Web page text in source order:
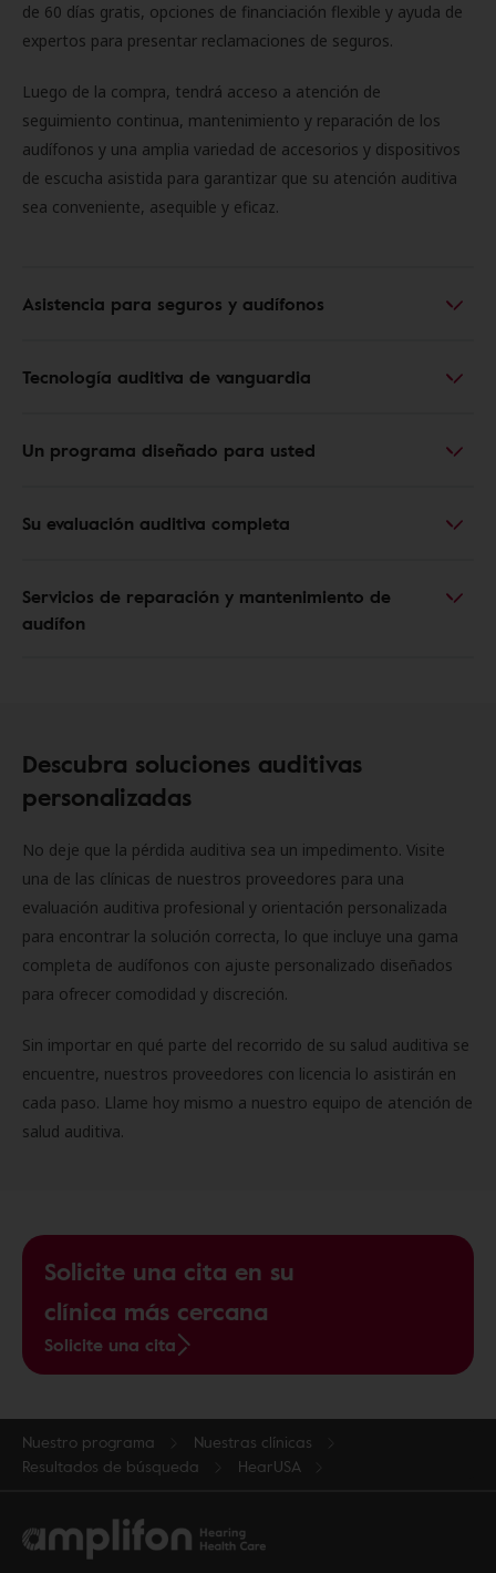
de 60 días gratis, opciones de financiación flexible y ayuda de
expertos para presentar reclamaciones de seguros.
Luego de la compra, tendrá acceso a atención de
seguimiento continua, mantenimiento y reparación de los
audífonos y una amplia variedad de accesorios y dispositivos
de escucha asistida para garantizar que su atención auditiva
sea conveniente, asequible y eficaz.
Asistencia para seguros y audífonos
Tecnología auditiva de vanguardia
Un programa diseñado para usted
Su evaluación auditiva completa
Servicios de reparación y mantenimiento de
audífon
Descubra soluciones auditivas
personalizadas
No deje que la pérdida auditiva sea un impedimento. Visite
una de las clínicas de nuestros proveedores para una
evaluación auditiva profesional y orientación personalizada
para encontrar la solución correcta, lo que incluye una gama
completa de audífonos con ajuste personalizado diseñados
para ofrecer comodidad y discreción.
Sin importar en qué parte del recorrido de su salud auditiva se
encuentre, nuestros proveedores con licencia lo asistirán en
cada paso. Llame hoy mismo a nuestro equipo de atención de
salud auditiva.
Solicite una cita en su
clínica más cercana
Solicite una cita
Nuestro programa
Nuestras clínicas
Resultados de búsqueda
HearUSA